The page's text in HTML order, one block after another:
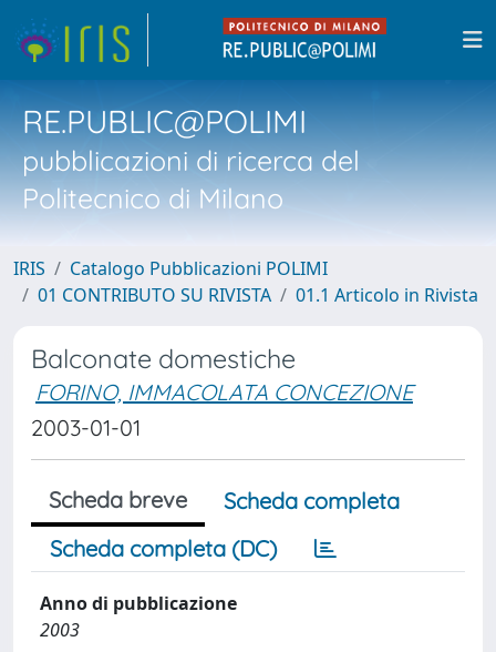
RE.PUBLIC@POLIMI
pubblicazioni di ricerca del
Politecnico di Milano
IRIS
Catalogo Pubblicazioni POLIMI
01 CONTRIBUTO SU RIVISTA
01.1 Articolo in Rivista
Balconate domestiche
FORINO, IMMACOLATA CONCEZIONE
2003-01-01
Scheda breve
Scheda completa
Scheda completa (DC)
Anno di pubblicazione
2003